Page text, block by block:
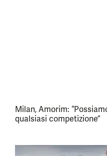
Milan, Amorim:
qualsiasi competizione”